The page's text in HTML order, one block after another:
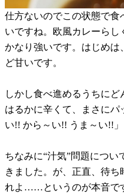
仕方ないのでこの状態で食
いですね。欧風カレーらし
かなり強いです。はじめは
ど甘いです。
しかし食べ進めるうちに
はるかに辛くて、まさにパ
い!! から～い!! うま～い!!」
ちなみに“汁気”問題につ
きました。が、正直、待ち
れよ……というのが本音で